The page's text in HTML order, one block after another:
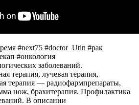
#next75 #doctor_Utin #рак
#онкология
заболеваний.
терапия, лучевая терапия,
терапия — радиофармпрепараты,
нож, брахитерапия. Профилактика
В описании